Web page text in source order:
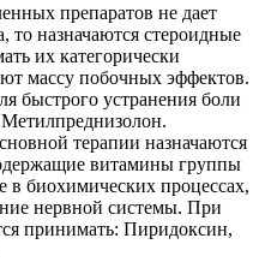
препаратов не дает
то назначаются стероидные
их категорически
массу побочных эффектов.
быстрого устранения боли
терапии назначаются
витамины группы
биохимических процессах,
нервной системы. При
принимать: Пиридоксин,